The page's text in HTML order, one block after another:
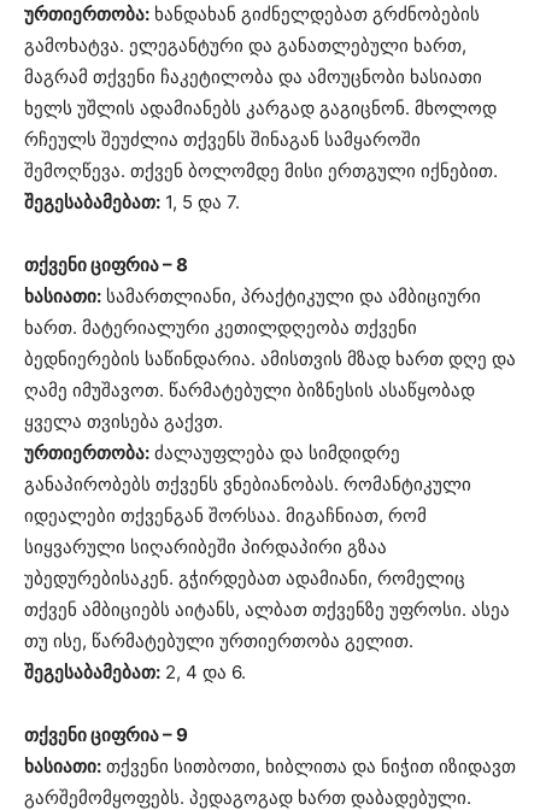
ურთიერთობა: ხანდახან გიძნელდებათ გრძნობების
გამოხატვა. ელეგანტური და განათლებული ხართ,
მაგრამ თქვენი ჩაკეტილობა და ამოუცნობი ხასიათი
ხელს უშლის ადამიანებს კარგად გაგიცნონ. მხოლოდ
რჩეულს შეუძლია თქვენს შინაგან სამყაროში
შემოღწევა. თქვენ ბოლომდე მისი ერთგული იქნებით.
შეგესაბამებათ: 1, 5 და 7.
თქვენი ციფრია – 8
ხასიათი: სამართლიანი, პრაქტიკული და ამბიციური
ხართ. მატერიალური კეთილდღეობა თქვენი
ბედნიერების საწინდარია. ამისთვის მზად ხართ დღე და
ღამე იმუშავოთ. წარმატებული ბიზნესის ასაწყობად
ყველა თვისება გაქვთ.
ურთიერთობა: ძალაუფლება და სიმდიდრე
განაპირობებს თქვენს ვნებიანობას. რომანტიკული
იდეალები თქვენგან შორსაა. მიგაჩნიათ, რომ
სიყვარული სიღარიბეში პირდაპირი გზაა
უბედურებისაკენ. გჭირდებათ ადამიანი, რომელიც
თქვენ ამბიციებს აიტანს, ალბათ თქვენზე უფროსი. ასეა
თუ ისე, წარმატებული ურთიერთობა გელით.
შეგესაბამებათ: 2, 4 და 6.
თქვენი ციფრია – 9
ხასიათი: თქვენი სითბოთი, ხიბლითა და ნიჭით იზიდავთ
გარშემომყოფებს. პედაგოგად ხართ დაბადებული.